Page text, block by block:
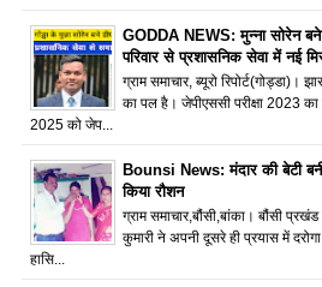
GODDA NEWS: मुन्ना सोरेन
परिवार से प्रशासनिक सेवा में नई
ग्राम समाचार, ब्यूरो रिपोर्ट(गोड्डा)।
का पल है। जेपीएससी परीक्षा 2023
2025 को जेप...
Bounsi News: मंदार की बेटी बनी
किया रौशन
ग्राम समाचार,बौंसी,बांका। बौंसी प्रखंड
कुमारी ने अपनी दूसरे ही प्रयास में दरोगा
हासि...